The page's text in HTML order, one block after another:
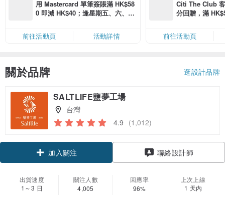
用 Mastercard 單筆簽賬滿 HK$58
0 即減 HK$40；逢星期五、六、日
限，額滿即止，僅限「常用信用
卡」結帳）
前往活動頁 活動詳情
Citi The Club
分回贈，滿
前往活動頁
關於品牌 逛設計品牌
SALTLIFE鹽夢工場
台灣
4.9 (1,012)
加入關注 聯絡設計師
出貨速度
1～3 日
關注人數
4,005
回應率
96%
上次上線
1 天內